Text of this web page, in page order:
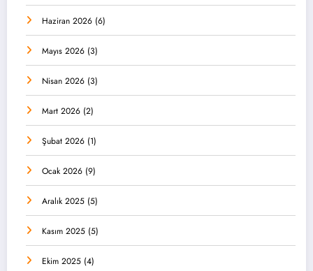
Haziran 2026 (6)
Mayıs 2026 (3)
Nisan 2026 (3)
Mart 2026 (2)
Şubat 2026 (1)
Ocak 2026 (9)
Aralık 2025 (5)
Kasım 2025 (5)
Ekim 2025 (4)